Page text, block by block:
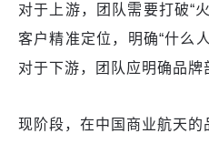
对于上游，团队需要打破“
客户精准定位，明确“什么
对于下游，团队应明确品牌
现阶段，在中国商业航天